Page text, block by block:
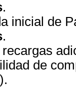
.
inicial de
.
de